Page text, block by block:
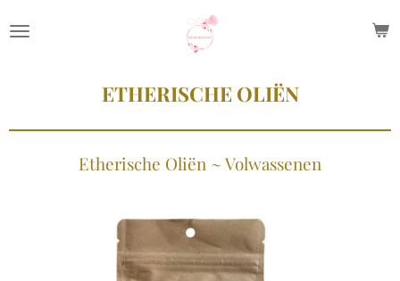
ETHERISCHE OLIËN
Etherische Oliën ~ Volwassenen